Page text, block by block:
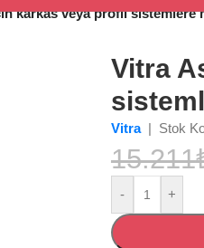
karkas veya profil sistemlere
Vitra
Vitra | Stok
15.211
- +